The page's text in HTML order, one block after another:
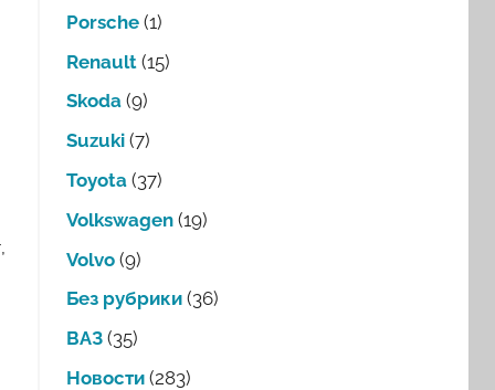
Porsche(1)
Renault(15)
Skoda(9)
Suzuki(7)
Toyota(37)
Volkswagen(19)
Volvo(9)
Без рубрики(36)
ВАЗ(35)
Новости(283)